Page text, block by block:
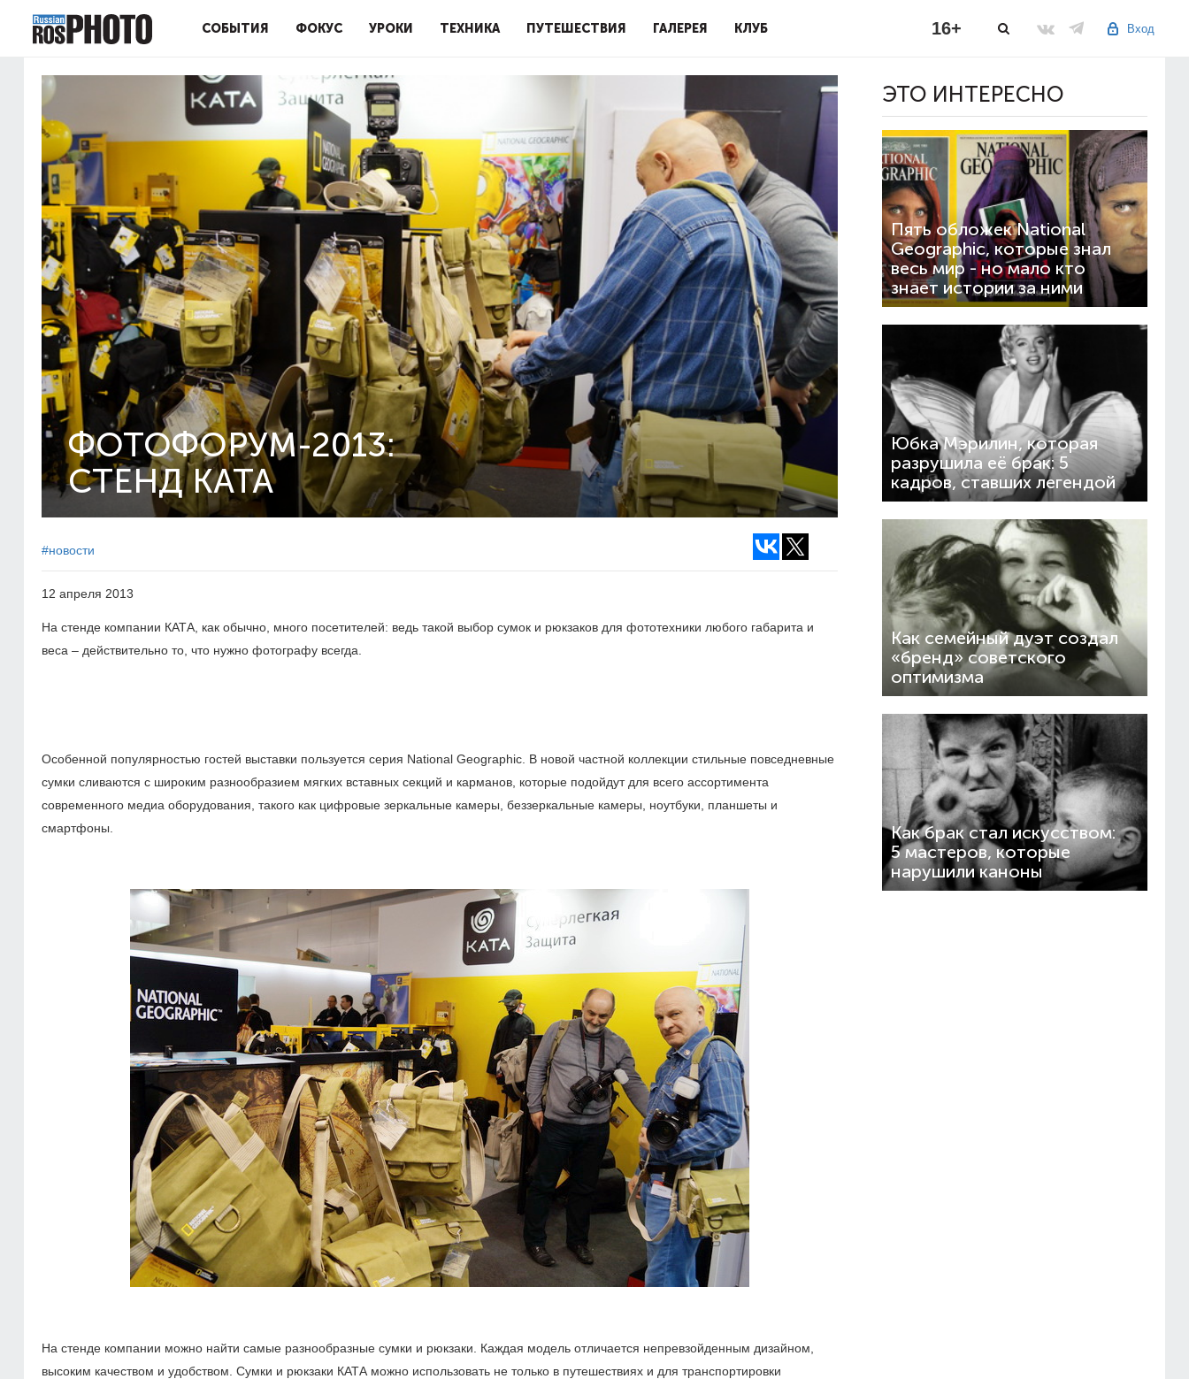
СОБЫТИЯ ФОКУС УРОКИ ТЕХНИКА ПУТЕШЕСТВИЯ ГАЛЕРЕЯ КЛУБ Вход
16+
ФОТОФОРУМ-2013:
СТЕНД KATA
#новости
12 апреля 2013
На стенде компании КАТА, как обычно, много посетителей: ведь такой выбор сумок и рюкзаков для фототехники любого габарита и
веса – действительно то, что нужно фотографу всегда.
Особенной популярностью гостей выставки пользуется серия National Geographic. В новой частной коллекции стильные повседневные
сумки сливаются с широким разнообразием мягких вставных секций и карманов, которые подойдут для всего ассортимента
современного медиа оборудования, такого как цифровые зеркальные камеры, беззеркальные камеры, ноутбуки, планшеты и
смартфоны.
На стенде компании можно найти самые разнообразные сумки и рюкзаки. Каждая модель отличается непревзойденным дизайном,
высоким качеством и удобством. Сумки и рюкзаки КАТА можно использовать не только в путешествиях и для транспортировки
ЭТО ИНТЕРЕСНО
Пять обложек National
Geographic, которые знал
весь мир - но мало кто
знает истории за ними
Юбка Мэрилин, которая
разрушила её брак: 5
кадров, ставших легендой
Как семейный дуэт создал
«бренд» советского
оптимизма
Как брак стал искусством:
5 мастеров, которые
нарушили каноны